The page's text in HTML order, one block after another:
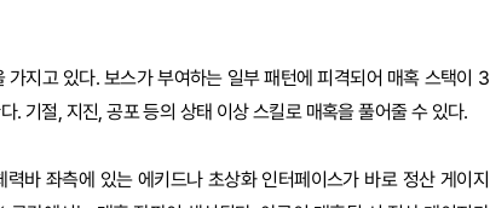
지고 있다. 보스가 부여하는 일부 패턴에 피격되어 매혹 스택이 3
. 기절, 지진, 공포 등의 상태 이상 스킬로 매혹을 풀어줄 수 있다.
바 좌측에 있는 에키드나 초상화 인터페이스가 바로 정산 게이지